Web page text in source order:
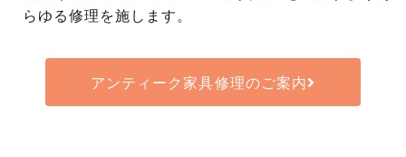
らゆる修理を施します。
アンティーク家具修理のご案内